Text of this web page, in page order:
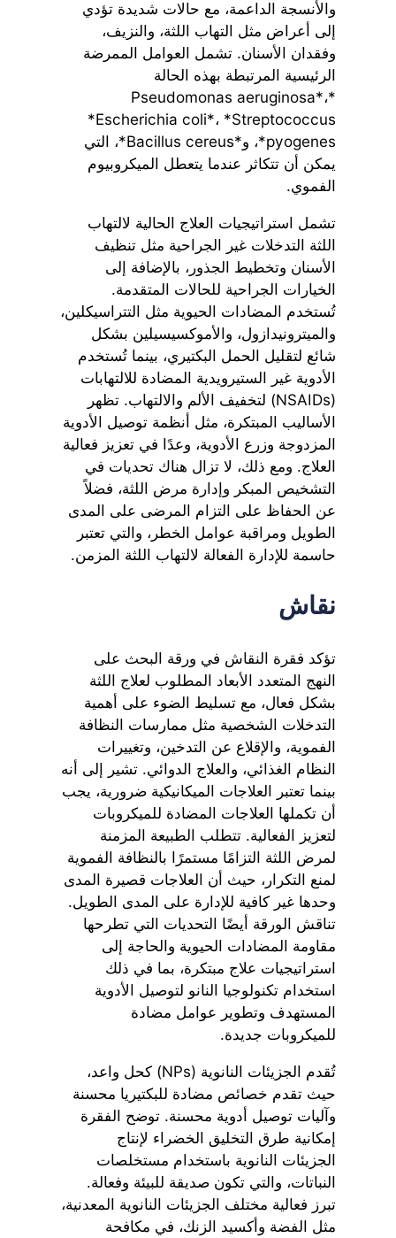
والأنسجة الداعمة، مع حالات شديدة تؤدي
إلى أعراض مثل التهاب اللثة، والنزيف،
وفقدان الأسنان. تشمل العوامل الممرضة
الرئيسية المرتبطة بهذه الحالة
*Pseudomonas aeruginosa*،
*Escherichia coli*، *Streptococcus
pyogenes*، و*Bacillus cereus*، التي
يمكن أن تتكاثر عندما يتعطل الميكروبيوم
الفموي.
تشمل استراتيجيات العلاج الحالية لالتهاب
اللثة التدخلات غير الجراحية مثل تنظيف
الأسنان وتخطيط الجذور، بالإضافة إلى
الخيارات الجراحية للحالات المتقدمة.
تُستخدم المضادات الحيوية مثل التتراسيكلين،
والميترونيدازول، والأموكسيسيلين بشكل
شائع لتقليل الحمل البكتيري، بينما تُستخدم
الأدوية غير الستيرويدية المضادة للالتهابات
(NSAIDs) لتخفيف الألم والالتهاب. تظهر
الأساليب المبتكرة، مثل أنظمة توصيل الأدوية
المزدوجة وزرع الأدوية، وعدًا في تعزيز فعالية
العلاج. ومع ذلك، لا تزال هناك تحديات في
التشخيص المبكر وإدارة مرض اللثة، فضلاً
عن الحفاظ على التزام المرضى على المدى
الطويل ومراقبة عوامل الخطر، والتي تعتبر
حاسمة للإدارة الفعالة لالتهاب اللثة المزمن.
نقاش
تؤكد فقرة النقاش في ورقة البحث على
النهج المتعدد الأبعاد المطلوب لعلاج اللثة
بشكل فعال، مع تسليط الضوء على أهمية
التدخلات الشخصية مثل ممارسات النظافة
الفموية، والإقلاع عن التدخين، وتغييرات
النظام الغذائي، والعلاج الدوائي. تشير إلى أنه
بينما تعتبر العلاجات الميكانيكية ضرورية، يجب
أن تكملها العلاجات المضادة للميكروبات
لتعزيز الفعالية. تتطلب الطبيعة المزمنة
لمرض اللثة التزامًا مستمرًا بالنظافة الفموية
لمنع التكرار، حيث أن العلاجات قصيرة المدى
وحدها غير كافية للإدارة على المدى الطويل.
تناقش الورقة أيضًا التحديات التي تطرحها
مقاومة المضادات الحيوية والحاجة إلى
استراتيجيات علاج مبتكرة، بما في ذلك
استخدام تكنولوجيا النانو لتوصيل الأدوية
المستهدف وتطوير عوامل مضادة
للميكروبات جديدة.
تُقدم الجزيئات النانوية (NPs) كحل واعد،
حيث تقدم خصائص مضادة للبكتيريا محسنة
وآليات توصيل أدوية محسنة. توضح الفقرة
إمكانية طرق التخليق الخضراء لإنتاج
الجزيئات النانوية باستخدام مستخلصات
النباتات، والتي تكون صديقة للبيئة وفعالة.
تبرز فعالية مختلف الجزيئات النانوية المعدنية،
مثل الفضة وأكسيد الزنك، في مكافحة